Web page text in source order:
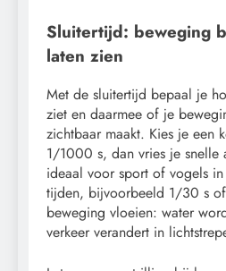
Sluitertijd: beweging
laten zien
Met de sluitertijd bepaal je
ziet en daarmee of je
zichtbaar maakt. Kies je een
1/1000 s, dan vries je snelle
ideaal voor sport of vogels
tijden, bijvoorbeeld 1/30 s
beweging vloeien: water
verkeer verandert in